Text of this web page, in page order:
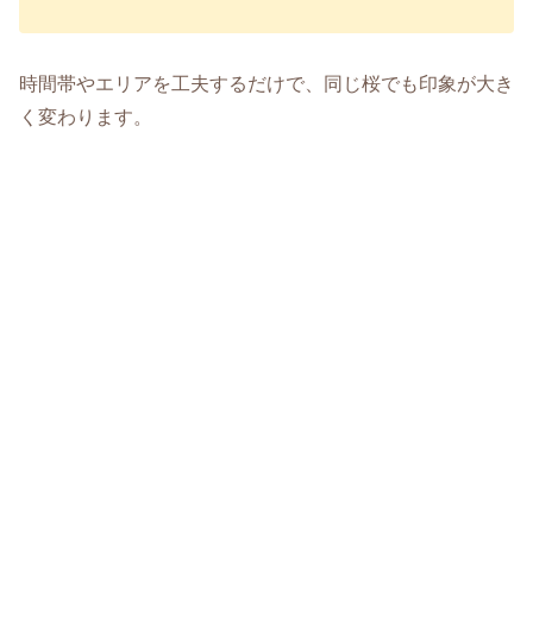
時間帯やエリアを工夫するだけで、同じ桜でも印象が大き
く変わります。